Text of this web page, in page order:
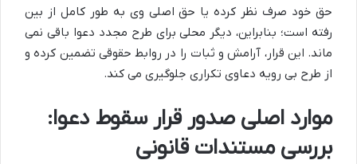
حق خود صرف نظر کرده یا حق اصلی وی به طور کامل از بین
رفته است؛ بنابراین، دیگر محلی برای طرح مجدد دعوا باقی نمی
ماند. این قرار، آرامش و ثبات را در روابط حقوقی تضمین کرده و
از طرح بی رویه دعاوی تکراری جلوگیری می کند.
موارد اصلی صدور قرار سقوط دعوا:
بررسی مستندات قانونی